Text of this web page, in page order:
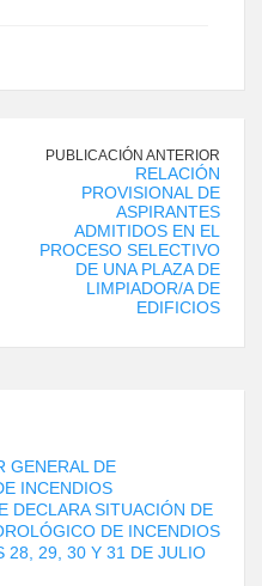
PUBLICACIÓN ANTERIOR
RELACIÓN
PROVISIONAL DE
ASPIRANTES
ADMITIDOS EN EL
PROCESO SELECTIVO
DE UNA PLAZA DE
LIMPIADOR/A DE
EDIFICIOS
GENERAL DE
INCENDIOS
DECLARA SITUACIÓN DE
DE INCENDIOS
28, 29, 30 Y 31 DE JULIO